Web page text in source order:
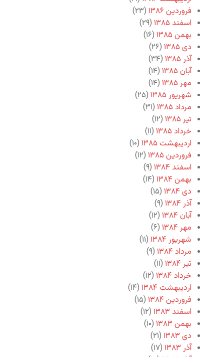
فروردین ۱۳۸۶
(۲۳)
اسفند ۱۳۸۵
(۲۹)
بهمن ۱۳۸۵
(۱۶)
دی ۱۳۸۵
(۲۶)
آذر ۱۳۸۵
(۳۴)
آبان ۱۳۸۵
(۱۴)
مهر ۱۳۸۵
(۱۴)
شهریور ۱۳۸۵
(۲۵)
مرداد ۱۳۸۵
(۳۱)
تیر ۱۳۸۵
(۱۲)
خرداد ۱۳۸۵
(۱۱)
اردیبهشت ۱۳۸۵
(۱۰)
فروردین ۱۳۸۵
(۱۲)
اسفند ۱۳۸۴
(۹)
بهمن ۱۳۸۴
(۱۴)
دی ۱۳۸۴
(۱۵)
آذر ۱۳۸۴
(۹)
آبان ۱۳۸۴
(۱۲)
مهر ۱۳۸۴
(۶)
شهریور ۱۳۸۴
(۱۱)
مرداد ۱۳۸۴
(۹)
تیر ۱۳۸۴
(۱۱)
خرداد ۱۳۸۴
(۱۲)
اردیبهشت ۱۳۸۴
(۱۴)
فروردین ۱۳۸۴
(۱۵)
اسفند ۱۳۸۳
(۱۲)
بهمن ۱۳۸۳
(۱۰)
دی ۱۳۸۳
(۲۱)
آذر ۱۳۸۳
(۱۷)